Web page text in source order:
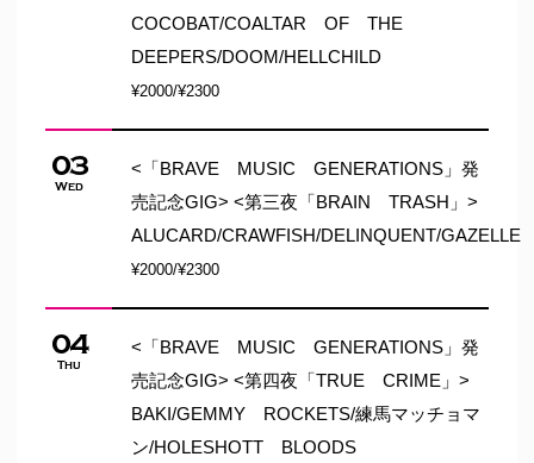
COCOBAT/COALTAR OF THE
DEEPERS/DOOM/HELLCHILD
¥2000/¥2300
03
Wed
<「BRAVE MUSIC GENERATIONS」発
売記念GIG> <第三夜「BRAIN TRASH」>
ALUCARD/CRAWFISH/DELINQUENT/GAZELLE
¥2000/¥2300
04
Thu
<「BRAVE MUSIC GENERATIONS」発
売記念GIG> <第四夜「TRUE CRIME」>
BAKI/GEMMY ROCKETS/練馬マッチョマ
ン/HOLESHOTT BLOODS